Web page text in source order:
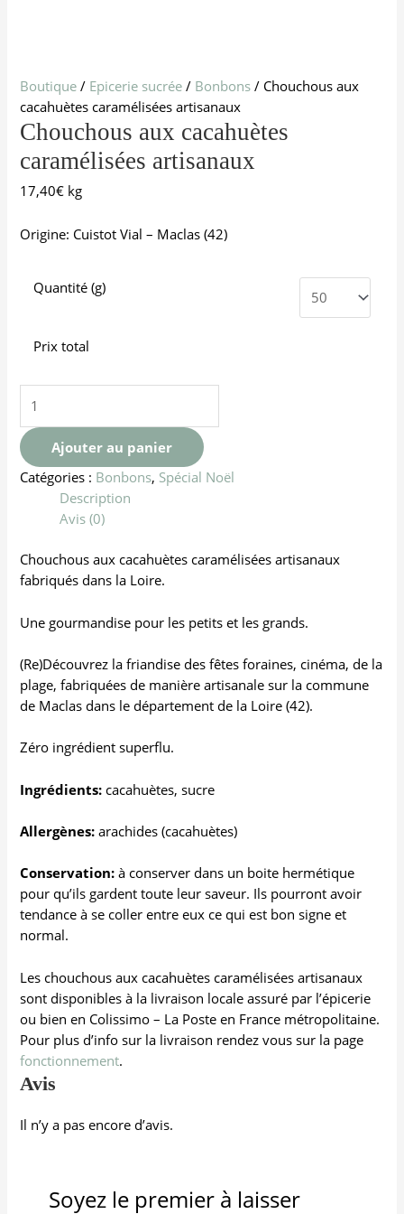
Boutique / Epicerie sucrée / Bonbons / Chouchous aux
cacahuètes caramélisées artisanaux
Chouchous aux cacahuètes
caramélisées artisanaux
17,40€ kg
Origine: Cuistot Vial – Maclas (42)
Quantité (g)
Prix total
Ajouter au panier
Catégories : Bonbons, Spécial Noël
Description
Avis (0)
Chouchous aux cacahuètes caramélisées artisanaux
fabriqués dans la Loire.
Une gourmandise pour les petits et les grands.
(Re)Découvrez la friandise des fêtes foraines, cinéma, de la
plage, fabriquées de manière artisanale sur la commune
de Maclas dans le département de la Loire (42).
Zéro ingrédient superflu.
Ingrédients: cacahuètes, sucre
Allergènes: arachides (cacahuètes)
Conservation: à conserver dans un boite hermétique
pour qu’ils gardent toute leur saveur. Ils pourront avoir
tendance à se coller entre eux ce qui est bon signe et
normal.
Les chouchous aux cacahuètes caramélisées artisanaux
sont disponibles à la livraison locale assuré par l’épicerie
ou bien en Colissimo – La Poste en France métropolitaine.
Pour plus d’info sur la livraison rendez vous sur la page
fonctionnement.
Avis
Il n’y a pas encore d’avis.
Soyez le premier à laisser